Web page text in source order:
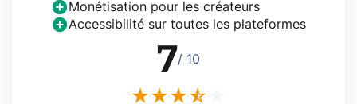
Monétisation pour les créateurs
Accessibilité sur toutes les plateformes
7/ 10